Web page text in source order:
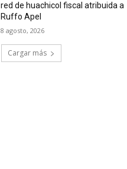
red de huachicol fiscal atribuida a
Ruffo Apel
8 agosto, 2026
Cargar más